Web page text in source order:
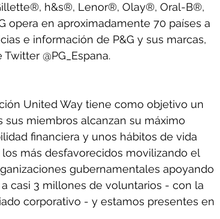
h&s®, Lenor®, Olay®, Oral-B®,
opera en aproximadamente 70 países a
e información de P&G y sus marcas,
@PG_Espana.
United Way tiene como objetivo un
miembros alcanzan su máximo
financiera y unos hábitos de vida
más desfavorecidos movilizando el
gubernamentales apoyando
casi 3 millones de voluntarios - con la
corporativo - y estamos presentes en